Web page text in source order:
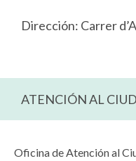
Dirección: Carrer
ATENCIÓN AL
Oficina de Atención al